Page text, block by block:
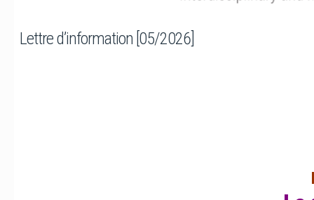
Lettre d’information [05/2026]